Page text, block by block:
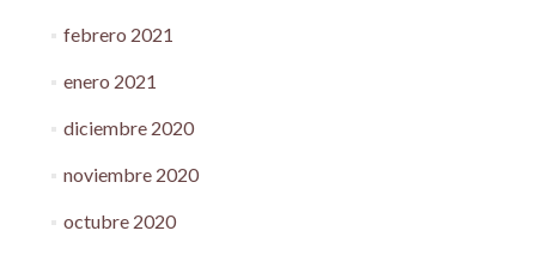
febrero 2021
enero 2021
diciembre 2020
noviembre 2020
octubre 2020